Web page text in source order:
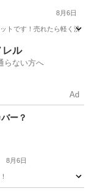
8月6日
トです！売れたら軽く洗い
レル
らない方へ
Ad
ー？
8月6日